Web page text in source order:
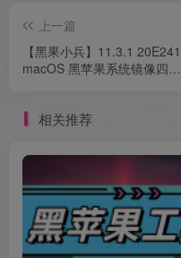
上一篇
【黑果小兵】11.3.1 20E241
macOS 黑苹果系统镜像四叶
相关推荐